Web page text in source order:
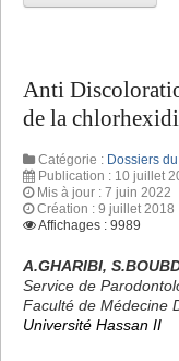
Anti
de la
Catégorie : Dossiers
Publication : 10 juillet
Mis à jour : 7 juin 2022
Création : 9 juillet 2018
Affichages : 9989
A.GHARIBI,
Service de
Faculté de Médecine
Université Hassan II